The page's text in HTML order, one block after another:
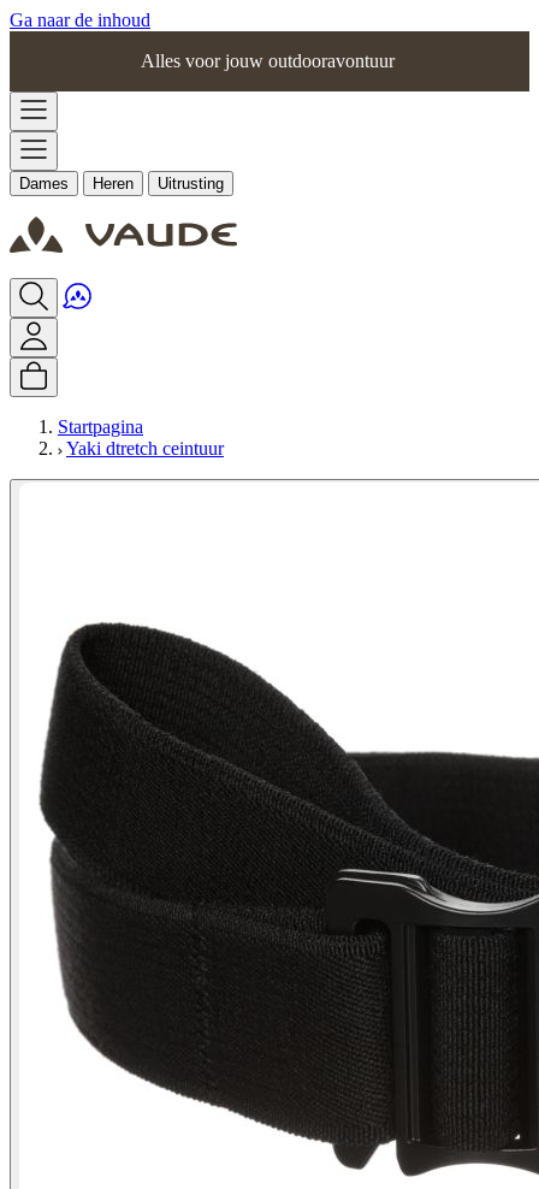
Ga naar de inhoud
Alles voor jouw outdooravontuur
Dames Heren Uitrusting
Startpagina
Yaki dtretch ceintuur